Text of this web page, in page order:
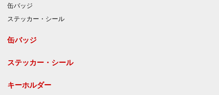
缶バッジ
ステッカー・シール
缶バッジ
ステッカー・シール
キーホルダー